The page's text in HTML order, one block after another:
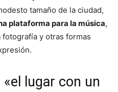
tamaño de la ciudad,
plataforma para la música,
y otras formas
lugar con un